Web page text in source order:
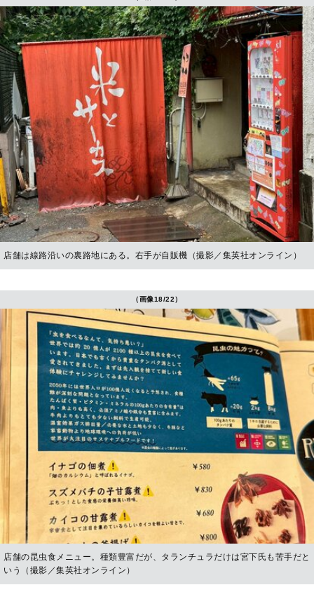
店舗は線路沿いの裏路地にある。右手が自販機（撮影／集英社オンライン）
（画像18/22）
店舗の昆虫食メニュー。種類豊富だが、タランチュラだけは宮下氏も苦手だと
いう（撮影／集英社オンライン）